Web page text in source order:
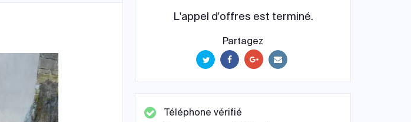
L'appel d'offres est terminé.
Partagez
Téléphone vérifié